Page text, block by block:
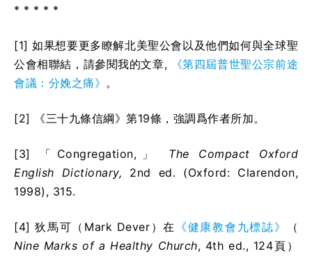
* * * * *
[1]如果想要更多瞭解北美聖公會以及他們如何與全球聖
公會相聯結，請參閱我的文章, 《第四屆普世聖公宗前途
會議：分娩之痛》 。
[2] 《三十九條信綱》第19條，強調爲作者所加。
[3] 「Congregation,」 The Compact Oxford
English Dictionary, 2nd ed. (Oxford: Clarendon,
1998), 315.
[4] 狄馬可（Mark Dever）在 《健康教會九標誌》
（
Nine Marks of a Healthy Church, 4th ed., 124頁）